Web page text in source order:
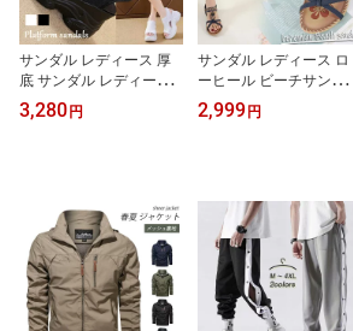
サンダル レディース 厚
底 サンダル レディース
厚底 レディース コンフ
ォート サンダル 厚底 サ
ル カワイイ カジュアル
歩きやすい アウトドア
3,280 円
サンダル レディース ロ
ーヒール ビーチサンダル
カジュアルサンダル レデ
ィース ジュニア 編み込
め ボヘミアン アジアン
水遊び 旅行 おしゃれ
2,999 円